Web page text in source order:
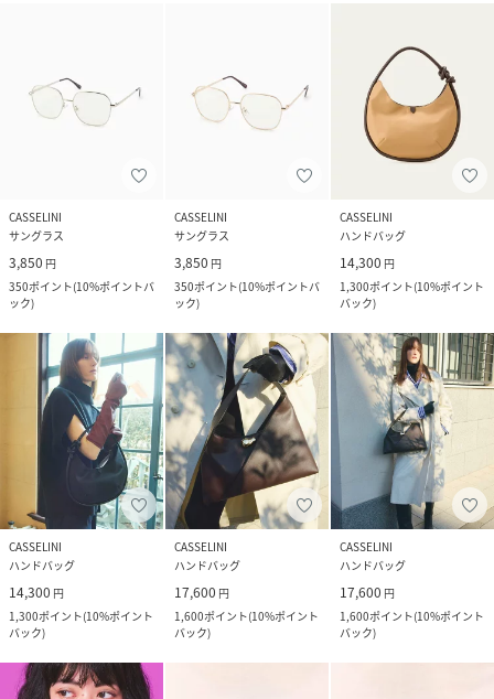
CASSELINI
サングラス
3,850 円
350ポイント(10%ポイントバ
ック)
CASSELINI
サングラス
3,850 円
350ポイント(10%ポイントバ
ック)
CASSELINI
ハンドバッグ
14,300 円
1,300ポイント(10%ポイント
バック)
CASSELINI
ハンドバッグ
14,300 円
1,300ポイント(10%ポイント
バック)
CASSELINI
ハンドバッグ
17,600 円
1,600ポイント(10%ポイント
バック)
CASSELINI
ハンドバッグ
17,600 円
1,600ポイント(10%ポイント
バック)